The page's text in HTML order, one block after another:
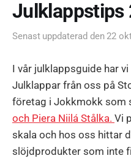
Julklappstips
Senast uppdaterad den22
I vår julklappsguide har
Julklappar från oss på
företag i Jokkmokk som
och Piera Niilá Stålka. Vi
skala och hos oss hittar
slöjdprodukter som inte